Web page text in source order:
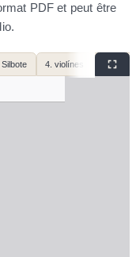
PDF et peut être
Silbote 4. violínes 5.